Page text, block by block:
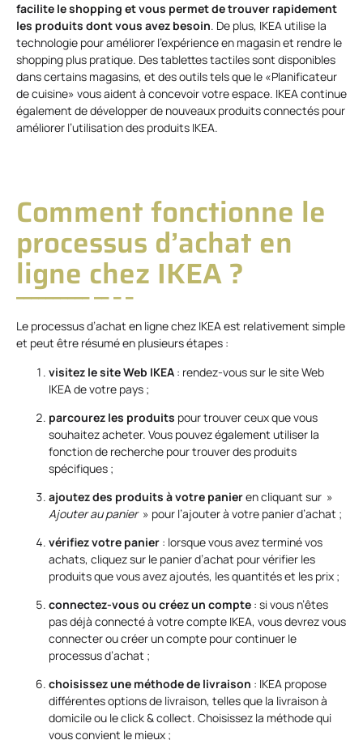
facilite le shopping et vous permet de trouver rapidement
les produits dont vous avez besoin. De plus, IKEA utilise la
technologie pour améliorer l’expérience en magasin et rendre le
shopping plus pratique. Des tablettes tactiles sont disponibles
dans certains magasins, et des outils tels que le «Planificateur
de cuisine» vous aident à concevoir votre espace. IKEA continue
également de développer de nouveaux produits connectés pour
améliorer l’utilisation des produits IKEA.
Comment fonctionne le
processus d’achat en
ligne chez IKEA ?
Le processus d’achat en ligne chez IKEA est relativement simple
et peut être résumé en plusieurs étapes :
visitez le site Web IKEA : rendez-vous sur le site Web
IKEA de votre pays ;
parcourez les produits pour trouver ceux que vous
souhaitez acheter. Vous pouvez également utiliser la
fonction de recherche pour trouver des produits
spécifiques ;
ajoutez des produits à votre panieren cliquant sur »
Ajouter au panier» pour l’ajouter à votre panier d’achat ;
vérifiez votre panier : lorsque vous avez terminé vos
achats, cliquez sur le panier d’achat pour vérifier les
produits que vous avez ajoutés, les quantités et les prix ;
connectez-vous ou créez un compte : si vous n’êtes
pas déjà connecté à votre compte IKEA, vous devrez vous
connecter ou créer un compte pour continuer le
processus d’achat ;
choisissez une méthode de livraison : IKEA propose
différentes options de livraison, telles que la livraison à
domicile ou le click & collect. Choisissez la méthode qui
vous convient le mieux ;